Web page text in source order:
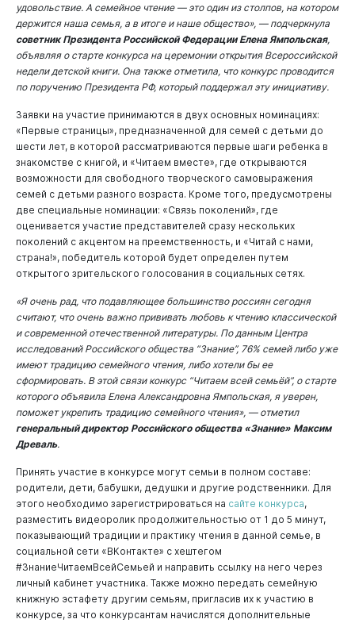
удовольствие. А семейное чтение — это один из столпов, на котором
держится наша семья, а в итоге и наше общество», — подчеркнула
советник Президента Российской Федерации Елена Ямпольская,
объявляя о старте конкурса на церемонии открытия Всероссийской
недели детской книги. Она также отметила, что конкурс проводится
по поручению Президента РФ, который поддержал эту инициативу.
Заявки на участие принимаются в двух основных номинациях:
«Первые страницы», предназначенной для семей с детьми до
шести лет, в которой рассматриваются первые шаги ребенка в
знакомстве с книгой, и «Читаем вместе», где открываются
возможности для свободного творческого самовыражения
семей с детьми разного возраста. Кроме того, предусмотрены
две специальные номинации: «Связь поколений», где
оценивается участие представителей сразу нескольких
поколений с акцентом на преемственность, и «Читай с нами,
страна!», победитель которой будет определен путем
открытого зрительского голосования в социальных сетях.
«Я очень рад, что подавляющее большинство россиян сегодня
считают, что очень важно прививать любовь к чтению классической
и современной отечественной литературы. По данным Центра
исследований Российского общества “Знание”, 76% семей либо уже
имеют традицию семейного чтения, либо хотели бы ее
сформировать. В этой связи конкурс “Читаем всей семьёй”, о старте
которого объявила Елена Александровна Ямпольская, я уверен,
поможет укрепить традицию семейного чтения», — отметил
генеральный директор Российского общества «Знание» Максим
Древаль.
Принять участие в конкурсе могут семьи в полном составе:
родители, дети, бабушки, дедушки и другие родственники. Для
этого необходимо зарегистрироваться на сайте конкурса,
разместить видеоролик продолжительностью от 1 до 5 минут,
показывающий традиции и практику чтения в данной семье, в
социальной сети «ВКонтакте» с хештегом
#ЗнаниеЧитаемВсейСемьей и направить ссылку на него через
личный кабинет участника. Также можно передать семейную
книжную эстафету другим семьям, пригласив их к участию в
конкурсе, за что конкурсантам начислятся дополнительные